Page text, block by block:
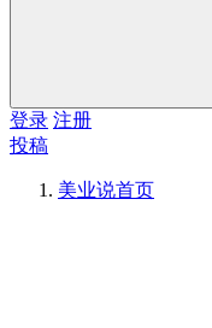
登录 注册
投稿
美业说首页